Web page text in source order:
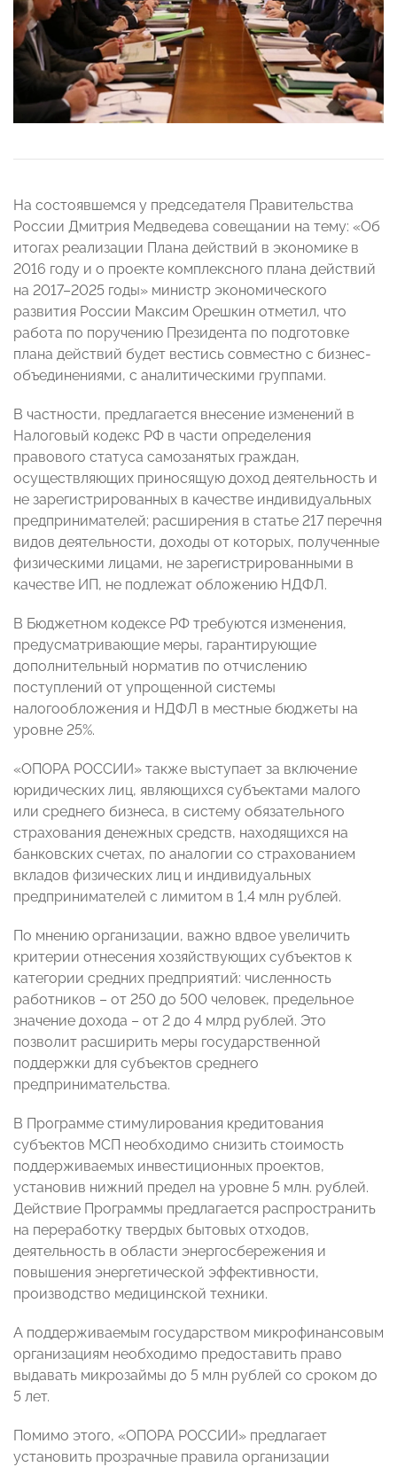
На состоявшемся у председателя Правительства
России Дмитрия Медведева совещании на тему: «Об
итогах реализации Плана действий в экономике в
2016 году и о проекте комплексного плана действий
на 2017–2025 годы» министр экономического
развития России Максим Орешкин отметил, что
работа по поручению Президента по подготовке
плана действий будет вестись совместно с бизнес-
объединениями, с аналитическими группами.
В частности, предлагается внесение изменений в
Налоговый кодекс РФ в части определения
правового статуса самозанятых граждан,
осуществляющих приносящую доход деятельность и
не зарегистрированных в качестве индивидуальных
предпринимателей; расширения в статье 217 перечня
видов деятельности, доходы от которых, полученные
физическими лицами, не зарегистрированными в
качестве ИП, не подлежат обложению НДФЛ.
В Бюджетном кодексе РФ требуются изменения,
предусматривающие меры, гарантирующие
дополнительный норматив по отчислению
поступлений от упрощенной системы
налогообложения и НДФЛ в местные бюджеты на
уровне 25%.
«ОПОРА РОССИИ» также выступает за включение
юридических лиц, являющихся субъектами малого
или среднего бизнеса, в систему обязательного
страхования денежных средств, находящихся на
банковских счетах, по аналогии со страхованием
вкладов физических лиц и индивидуальных
предпринимателей с лимитом в 1,4 млн рублей.
По мнению организации, важно вдвое увеличить
критерии отнесения хозяйствующих субъектов к
категории средних предприятий: численность
работников – от 250 до 500 человек, предельное
значение дохода – от 2 до 4 млрд рублей. Это
позволит расширить меры государственной
поддержки для субъектов среднего
предпринимательства.
В Программе стимулирования кредитования
субъектов МСП необходимо снизить стоимость
поддерживаемых инвестиционных проектов,
установив нижний предел на уровне 5 млн. рублей.
Действие Программы предлагается распространить
на переработку твердых бытовых отходов,
деятельность в области энергосбережения и
повышения энергетической эффективности,
производство медицинской техники.
А поддерживаемым государством микрофинансовым
организациям необходимо предоставить право
выдавать микрозаймы до 5 млн рублей со сроком до
5 лет.
Помимо этого, «ОПОРА РОССИИ» предлагает
установить прозрачные правила организации